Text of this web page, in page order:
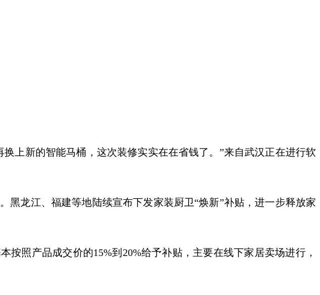
上新的智能马桶，这次装修实实在在省钱了。”来自武汉正在进行软
龙江、福建等地陆续宣布下发家装厨卫“焕新”补贴，进一步释放家
按照产品成交价的15%到20%给予补贴，主要在线下家居卖场进行，